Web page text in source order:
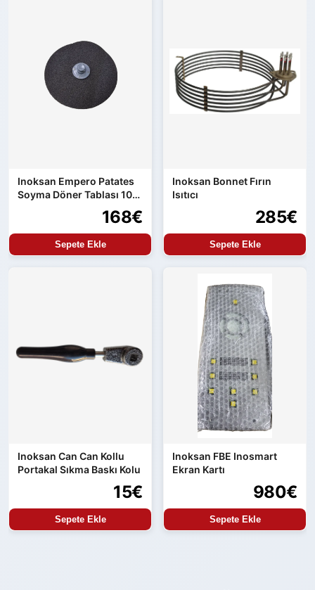
Inoksan Empero Patates
Soyma Döner Tablası 10
kg Makine Uyumlu168€
Sepete Ekle
Inoksan Bonnet Fırın
Isıtıcı
285€
Sepete Ekle
Inoksan Can Can Kollu
Portakal Sıkma Baskı Kolu
15€
Sepete Ekle
Inoksan FBE Inosmart
Ekran Kartı
980€
Sepete Ekle